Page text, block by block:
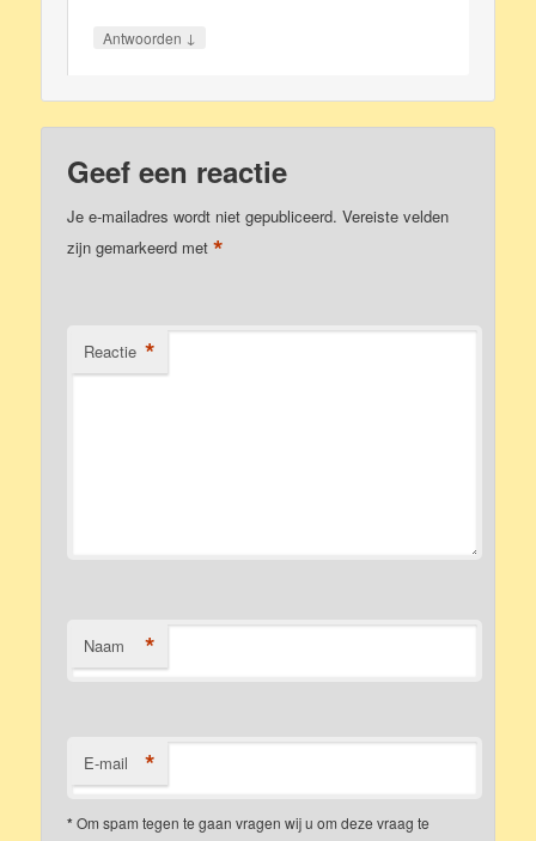
Antwoorden ↓
Geef een reactie
Je e-mailadres wordt niet gepubliceerd. Vereiste velden
zijn gemarkeerd met*
Reactie *
Naam *
E-mail *
*Om spam tegen te gaan vragen wij u om deze vraag te